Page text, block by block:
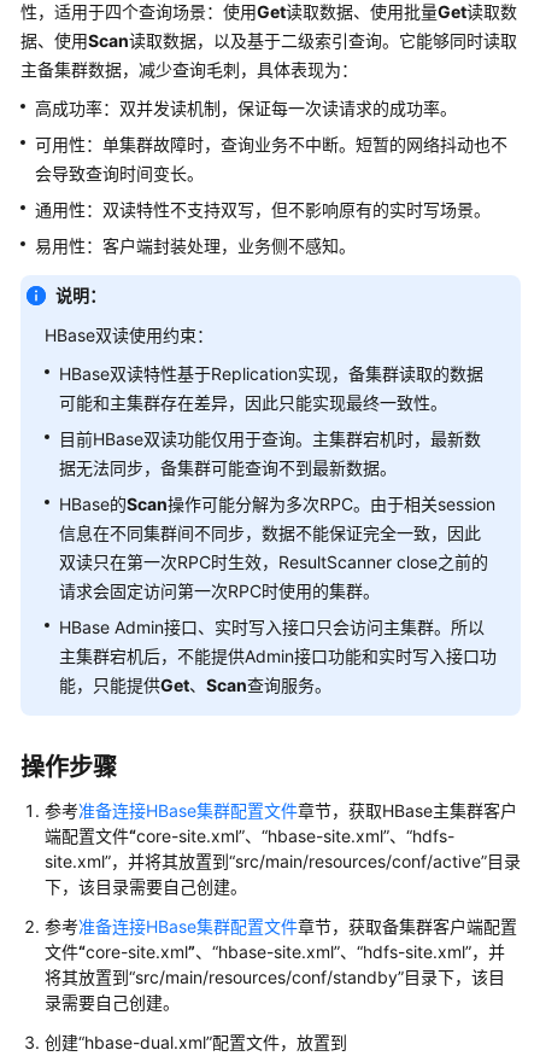
产
品
介
绍
计
费
明
速
入
门
户
指
南
组
作
南
版）
组
件
操
指
南
（普
通
版）
性，适用于四个查询场景：使用Get读取数据、使用批量Get读取数
据、使用Scan读取数据，以及基于二级索引查询。它能够同时读取
主备集群数据，减少查询毛刺，具体表现为：
高成功率：双并发读机制，保证每一次读请求的成功率。
可用性：单集群故障时，查询业务不中断。短暂的网络抖动也不
会导致查询时间变长。
通用性：双读特性不支持双写，但不影响原有的实时写场景。
易用性：客户端封装处理，业务侧不感知。
说明：
HBase双读使用约束：
HBase双读特性基于Replication实现，备集群读取的数据
可能和主集群存在差异，因此只能实现最终一致性。
目前HBase双读功能仅用于查询。主集群宕机时，最新数
据无法同步，备集群可能查询不到最新数据。
HBase的Scan操作可能分解为多次RPC。由于相关session
信息在不同集群间不同步，数据不能保证完全一致，因此
双读只在第一次RPC时生效，ResultScanner close之前的
请求会固定访问第一次RPC时使用的集群。
HBase Admin接口、实时写入接口只会访问主集群。所以
主集群宕机后，不能提供Admin接口功能和实时写入接口功
能，只能提供Get、 Scan查询服务。
操作步骤
参考准备连接HBase集群配置文件章节，获取HBase主集群客户
端配置文件“core-site.xml”、“hbase-site.xml”、“hdfs-
site.xml”，并将其放置到“src/main/resources/conf/active”目录
下，该目录需要自己创建。
参考准备连接HBase集群配置文件章节，获取备集群客户端配置
文件“core-site.xml”、“hbase-site.xml”、“hdfs-site.xml”，并
将其放置到“src/main/resources/conf/standby”目录下，该目
录需要自己创建。
创建“hbase-dual.xml”配置文件，放置到